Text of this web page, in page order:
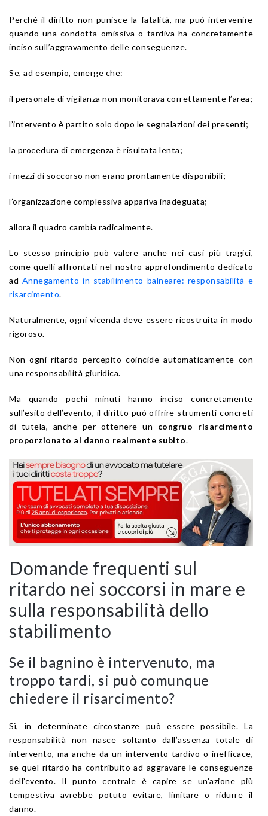
Perché il diritto non punisce la fatalità, ma può intervenire
quando una condotta omissiva o tardiva ha concretamente
inciso sull’aggravamento delle conseguenze.
Se, ad esempio, emerge che:
il personale di vigilanza non monitorava correttamente l’area;
l’intervento è partito solo dopo le segnalazioni dei presenti;
la procedura di emergenza è risultata lenta;
i mezzi di soccorso non erano prontamente disponibili;
l’organizzazione complessiva appariva inadeguata;
allora il quadro cambia radicalmente.
Lo stesso principio può valere anche nei casi più tragici,
come quelli affrontati nel nostro approfondimento dedicato
ad Annegamento in stabilimento balneare: responsabilità e
risarcimento.
Naturalmente, ogni vicenda deve essere ricostruita in modo
rigoroso.
Non ogni ritardo percepito coincide automaticamente con
una responsabilità giuridica.
Ma quando pochi minuti hanno inciso concretamente
sull’esito dell’evento, il diritto può offrire strumenti concreti
di tutela, anche per ottenere un congruo risarcimento
proporzionato al danno realmente subito.
Domande frequenti sul
ritardo nei soccorsi in mare e
sulla responsabilità dello
stabilimento
Se il bagnino è intervenuto, ma
troppo tardi, si può comunque
chiedere il risarcimento?
Sì, in determinate circostanze può essere possibile. La
responsabilità non nasce soltanto dall’assenza totale di
intervento, ma anche da un intervento tardivo o inefficace,
se quel ritardo ha contribuito ad aggravare le conseguenze
dell’evento. Il punto centrale è capire se un’azione più
tempestiva avrebbe potuto evitare, limitare o ridurre il
danno.